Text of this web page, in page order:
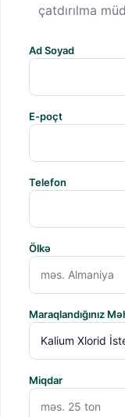
çatdırılma
Ad Soyad
E-poçt
Telefon
Ölkə
Maraqlandığınız
Miqdar